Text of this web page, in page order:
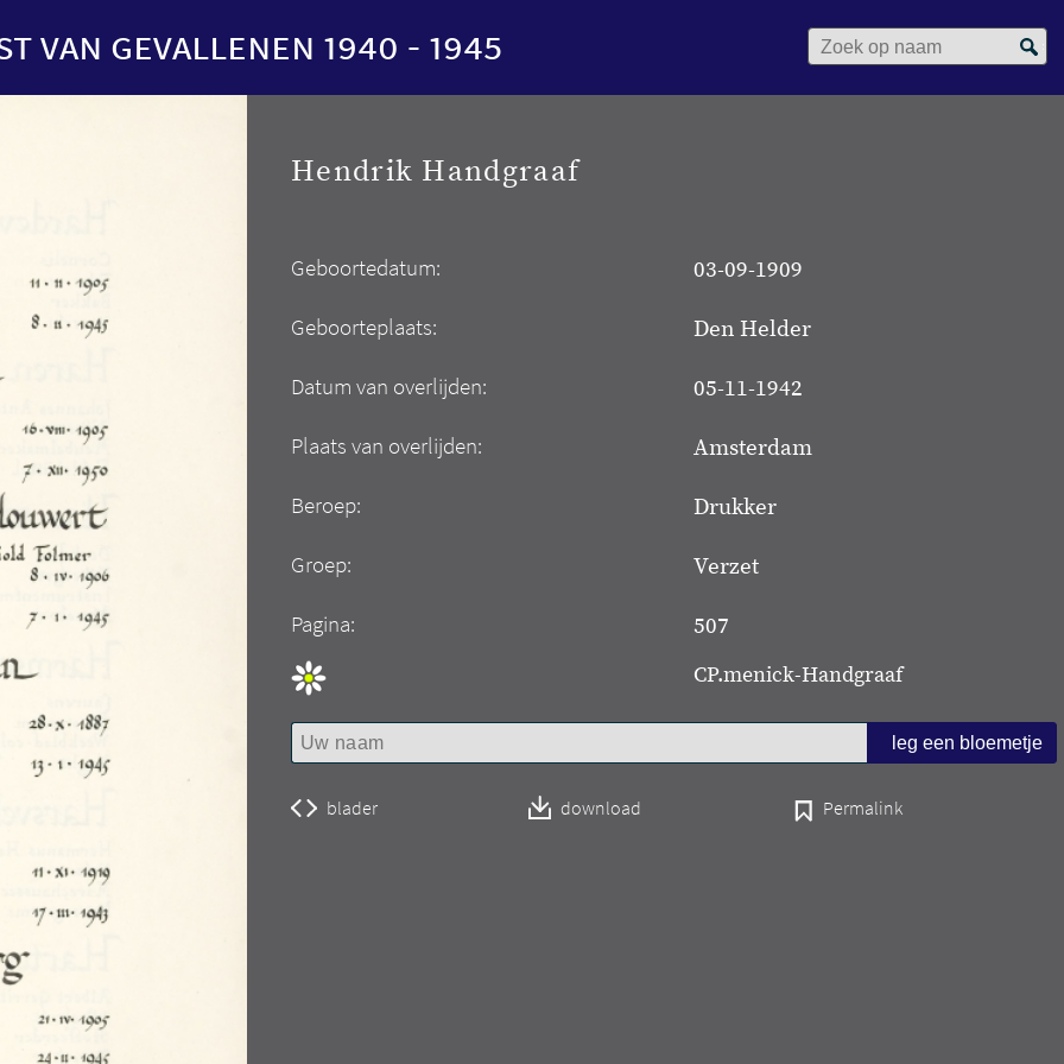
van gevallenen 1940 - 1945
Hendrik Handgraaf
Geboortedatum: 03-09-1909
Geboorteplaats: Den Helder
Datum van overlijden: 05-11-1942
Plaats van overlijden: Amsterdam
Beroep: Drukker
Groep: Verzet
Pagina: 507
CP.menick-Handgraaf
blader download Permalink